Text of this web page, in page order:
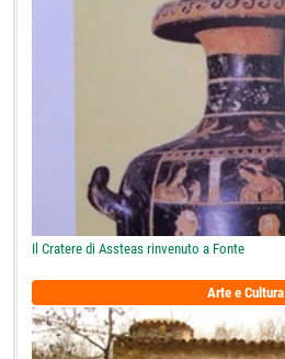
Il Cratere di Assteas rinvenuto a Fonte
Arte e Cultura